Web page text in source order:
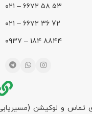
۵۳ ۵۸ ۶۶۷۲ – ۰۲۱
72 36 ۶۶۷۲ – ۰۲۱
۸۸۴۴ ۱۸۴ – ۰۹۳۷
تماس و لوکیشن